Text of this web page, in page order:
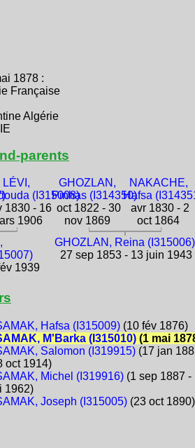
1878 :
Française
Algérie
parents
LÉVI,
(I315008)
1830 - 16
1906
GHOZLAN,
Pinhas (I314350)
oct 1822 - 30
nov 1869
NAKACHE,
Hafsa
avr 1830 - 2
oct 1864
1939
GHOZLAN, Reina (I315006)
27 sep 1853 - 13 juin 1943
Hafsa (I315009)(10 fév 1876)
M'Barka (I315010)(1 mai
Salomon (I319915)(17 jan
oct 1914)
Michel (I319916)(1 sep 1887 -
1962)
Joseph (I315005)(23 oct 1890)